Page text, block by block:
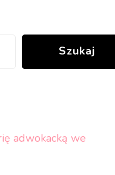
Szukaj
adwokacką we